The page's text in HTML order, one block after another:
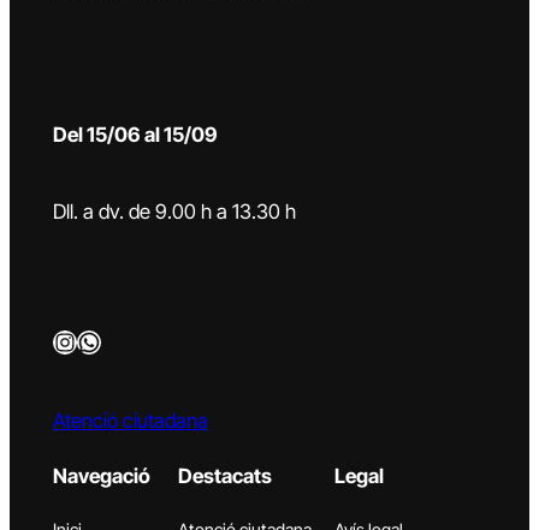
Del 15/06 al 15/09
Dll. a dv. de 9.00 h a 13.30 h
InstagramWhatsApp
Atenció ciutadana
Navegació Destacats Legal